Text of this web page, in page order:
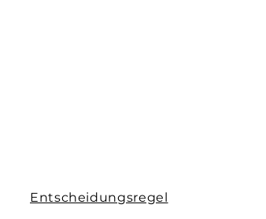
Entscheidungsregel